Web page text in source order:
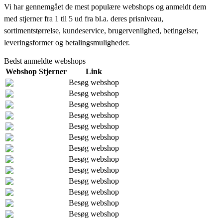
Vi har gennemgået de mest populære webshops og anmeldt dem
med stjerner fra 1 til 5 ud fra bl.a. deres prisniveau,
sortimentstørrelse, kundeservice, brugervenlighed, betingelser,
leveringsformer og betalingsmuligheder.
Bedst anmeldte webshops
Webshop Stjerner
Link
Besøg webshop
Besøg webshop
Besøg webshop
Besøg webshop
Besøg webshop
Besøg webshop
Besøg webshop
Besøg webshop
Besøg webshop
Besøg webshop
Besøg webshop
Besøg webshop
Besøg webshop